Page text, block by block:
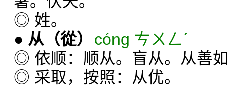
◎ 姓。
● 从 （從）
cóng ㄘㄨㄥˊ
◎ 依顺：顺从。盲从。从善
◎ 采取，按照：从优。